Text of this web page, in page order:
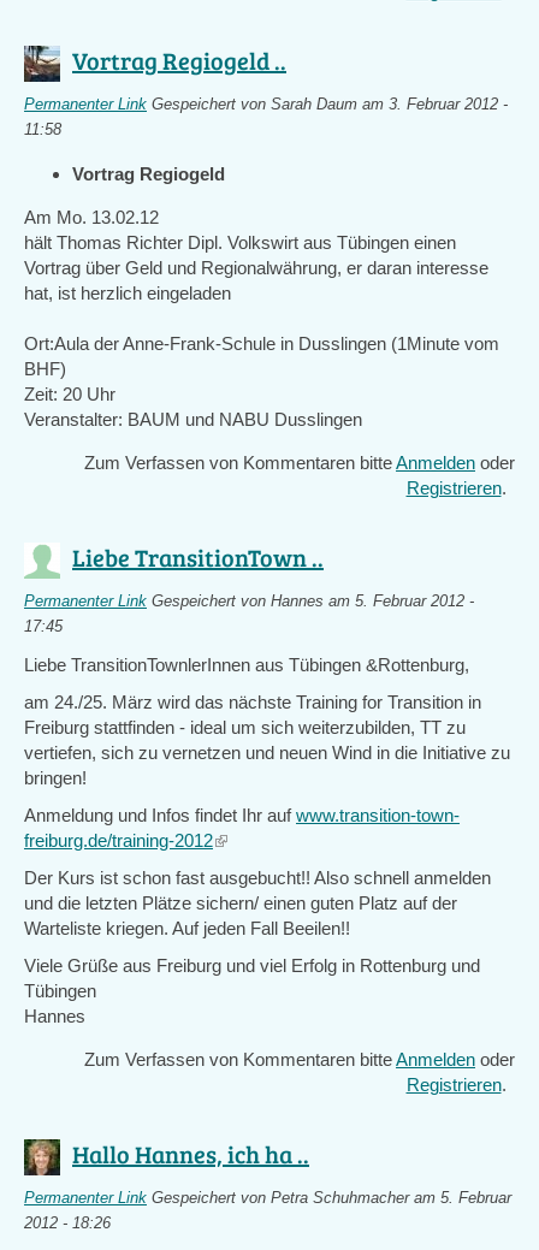
Vortrag Regiogeld ..
Permanenter Link Gespeichert von Sarah Daum am 3. Februar 2012 -
11:58
Vortrag Regiogeld
Am Mo. 13.02.12
hält Thomas Richter Dipl. Volkswirt aus Tübingen einen
Vortrag über Geld und Regionalwährung, er daran interesse
hat, ist herzlich eingeladen
Ort:Aula der Anne-Frank-Schule in Dusslingen (1Minute vom
BHF)
Zeit: 20 Uhr
Veranstalter: BAUM und NABU Dusslingen
Zum Verfassen von Kommentaren bitteAnmelden oder
Registrieren.
Liebe TransitionTown ..
Permanenter Link Gespeichert von Hannes am 5. Februar 2012 -
17:45
Liebe TransitionTownlerInnen aus Tübingen &Rottenburg,
am 24./25. März wird das nächste Training for Transition in
Freiburg stattfinden - ideal um sich weiterzubilden, TT zu
vertiefen, sich zu vernetzen und neuen Wind in die Initiative zu
bringen!
Anmeldung und Infos findet Ihr aufwww.transition-town-
freiburg.de/training-2012(link
external)
Der Kurs ist schon fast ausgebucht!! Also schnell anmelden
und die letzten Plätze sichern/ einen guten Platz auf der
Warteliste kriegen. Auf jeden Fall Beeilen!!
Viele Grüße aus Freiburg und viel Erfolg in Rottenburg und
Tübingen
Hannes
Zum Verfassen von Kommentaren bitteAnmelden oder
Registrieren.
Hallo Hannes, ich ha ..
Permanenter Link Gespeichert von Petra Schuhmacheram 5. Februar
2012 - 18:26